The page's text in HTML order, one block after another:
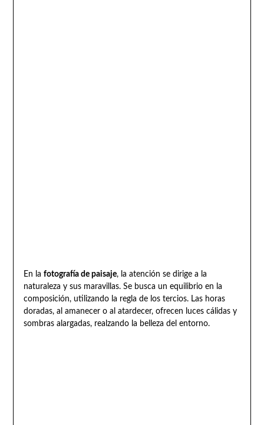
En la fotografía de paisaje, la atención se dirige a la
naturaleza y sus maravillas. Se busca un equilibrio en la
composición, utilizando la regla de los tercios. Las horas
doradas, al amanecer o al atardecer, ofrecen luces cálidas y
sombras alargadas, realzando la belleza del entorno.